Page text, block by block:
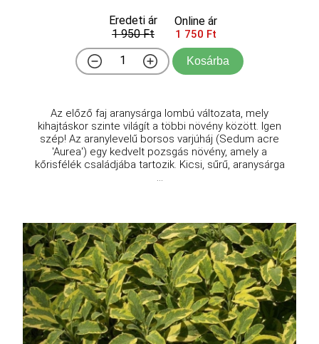
Eredeti ár
1 950 Ft
Online ár
1 750 Ft
Kosárba
Az előző faj aranysárga lombú változata, mely
kihajtáskor szinte világít a többi növény között. Igen
szép! Az aranylevelű borsos varjúháj (Sedum acre
'Aurea') egy kedvelt pozsgás növény, amely a
kőrisfélék családjába tartozik. Kicsi, sűrű, aranysárga
...